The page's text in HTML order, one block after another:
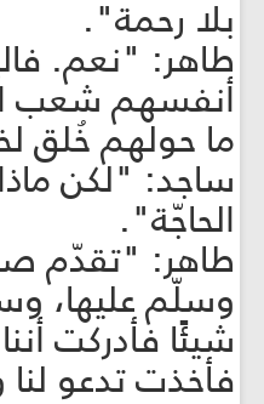
بلا رحمة".
طاهر: "نعم.
أنفسهم شعب
ما حولهم خُلق
ساجد: "لكن
الحاجّة".
طاهر: "تقدّم
وسلّم عليها،
شيئًا فأدركت
فأخذت تدعو لنا